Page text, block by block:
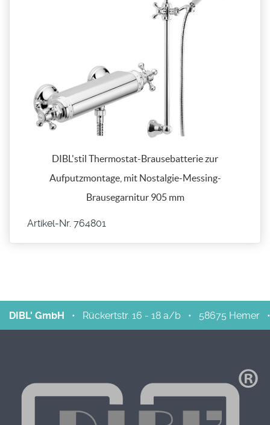
DIBL'stil Thermostat-Brausebatterie zur
Aufputzmontage, mit Nostalgie-Messing-
Brausegarnitur 905 mm
Artikel-Nr. 764801
DIBL' GmbH • Rückertstr. 16 - 18 a/b • 58675 Hemer